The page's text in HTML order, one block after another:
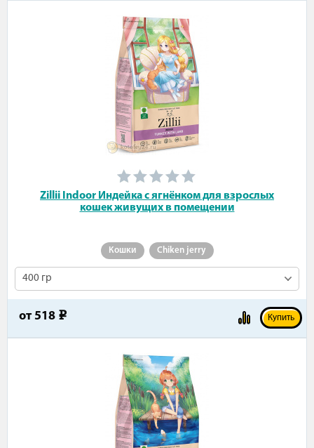
Zillii Indoor Индейка с ягнёнком для взрослых
кошек живущих в помещении
Кошки Chiken jerry
400 гр
от 518 e Купить